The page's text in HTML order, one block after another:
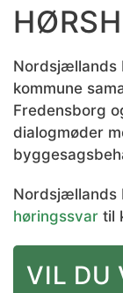
Nordsjællands
kommune
Fredensborg
dialogmøder
Nordsjællands
høringssvar til
VIL DU